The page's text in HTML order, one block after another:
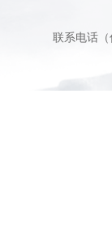
联系电话（